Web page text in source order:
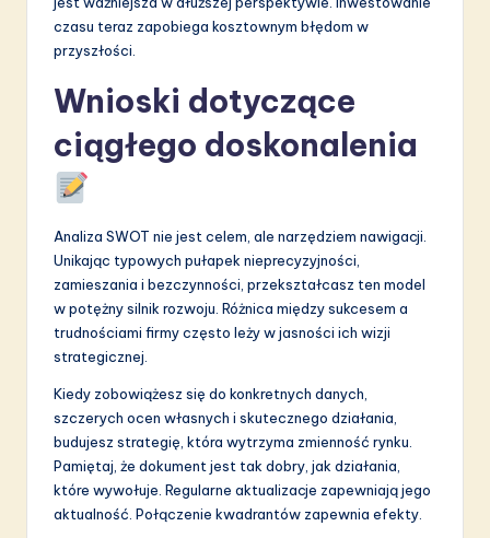
czasu teraz zapobiega kosztownym błędom w
przyszłości.
Wnioski dotyczące
ciągłego doskonalenia
Analiza SWOT nie jest celem, ale narzędziem nawigacji.
Unikając typowych pułapek nieprecyzyjności,
zamieszania i bezczynności, przekształcasz ten model
w potężny silnik rozwoju. Różnica między sukcesem a
trudnościami firmy często leży w jasności ich wizji
strategicznej.
Kiedy zobowiążesz się do konkretnych danych,
szczerych ocen własnych i skutecznego działania,
budujesz strategię, która wytrzyma zmienność rynku.
Pamiętaj, że dokument jest tak dobry, jak działania,
które wywołuje. Regularne aktualizacje zapewniają jego
aktualność. Połączenie kwadrantów zapewnia efekty.